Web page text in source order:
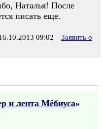
Наталья! После
писать еще.
09:02
Заявить о
и лента Мёбиуса»